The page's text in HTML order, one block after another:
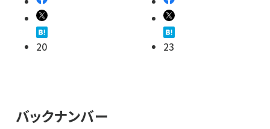
20 23
バックナンバー